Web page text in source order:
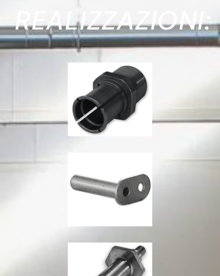
REALIZZAZIONI: